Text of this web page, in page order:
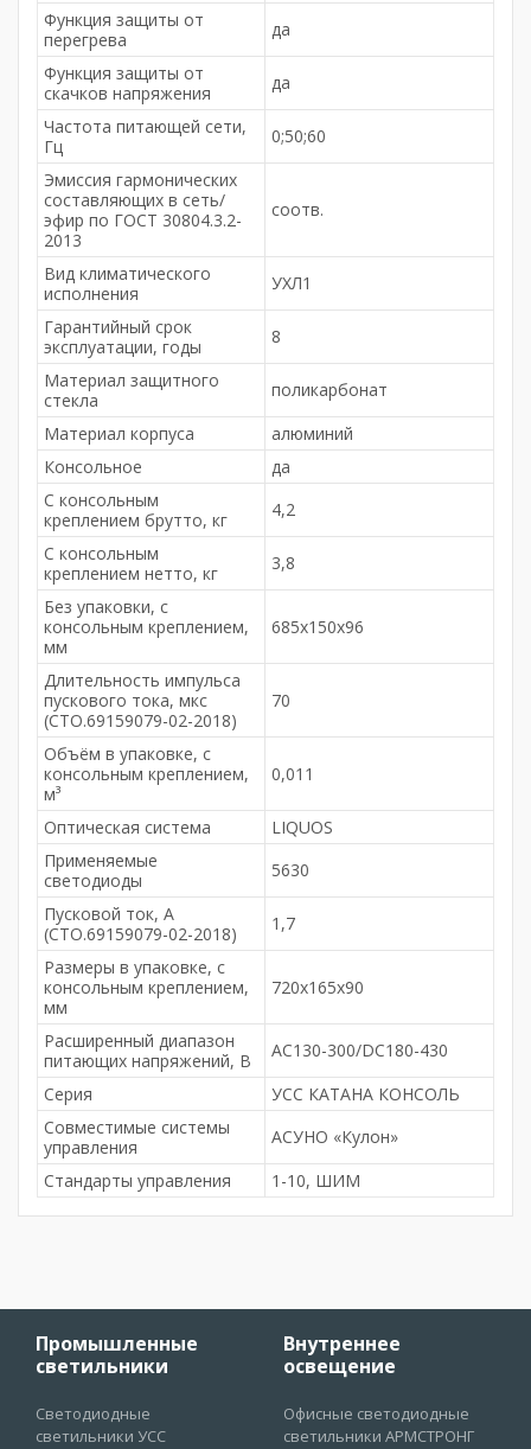
Функция защиты от
перегрева
да
Функция защиты от
скачков напряжения
да
Частота питающей сети,
Гц
0;50;60
Эмиссия гармонических
составляющих в сеть/
эфир по ГОСТ 30804.3.2-
2013
соотв.
Вид климатического
исполнения
УХЛ1
Гарантийный срок
эксплуатации, годы
8
Материал защитного
стекла
поликарбонат
Материал корпуса
алюминий
Консольное
да
С консольным
креплением брутто, кг
4,2
С консольным
креплением нетто, кг
3,8
Без упаковки, с
консольным креплением,
мм
685х150х96
Длительность импульса
пускового тока, мкс
(СТО.69159079-02-2018)
70
Объём в упаковке, с
консольным креплением,
м³
0,011
Оптическая система
LIQUOS
Применяемые
светодиоды
5630
Пусковой ток, А
(СТО.69159079-02-2018)
1,7
Размеры в упаковке, с
консольным креплением,
мм
720х165х90
Расширенный диапазон
питающих напряжений, В
AC130-300/DC180-430
Серия
УСС КАТАНА КОНСОЛЬ
Совместимые системы
управления
АСУНО «Кулон»
Стандарты управления
1-10, ШИМ
Промышленные
светильники
Светодиодные
светильники УСС
Внутреннее
освещение
Офисные светодиодные
светильники АРМСТРОНГ